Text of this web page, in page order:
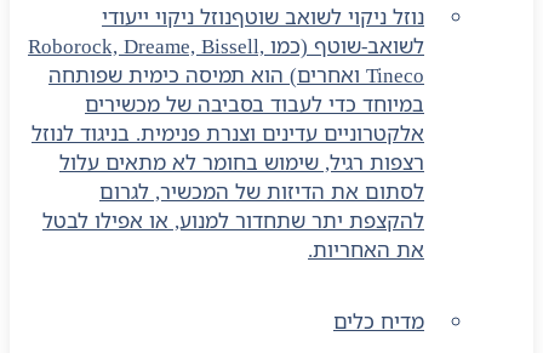
נוזל ניקוי לשואב שוטףנוזל ניקוי ייעודי
לשואב-שוטף (כמו Roborock, Dreame, Bissell,
Tineco ואחרים) הוא תמיסה כימית שפותחה
במיוחד כדי לעבוד בסביבה של מכשירים
אלקטרוניים עדינים וצנרת פנימית. בניגוד לנוזל
רצפות רגיל, שימוש בחומר לא מתאים עלול
לסתום את הדיזות של המכשיר, לגרום
להקצפת יתר שתחדור למנוע, או אפילו לבטל
את האחריות.
מדיח כלים